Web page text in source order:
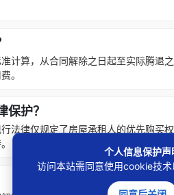
计算，从合同解除之日起至实际腾退
。
护？
法律仅规定了房屋承租人的优先购买权
个人信息保护声
访问本站需同意使用cookie技术